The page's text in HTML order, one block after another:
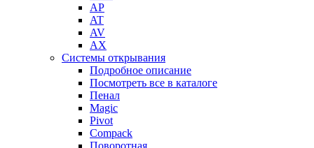
AP
AT
AV
AX
Системы открывания
Подробное описание
Посмотреть все в каталоге
Пенал
Magic
Pivot
Compack
Поворотная